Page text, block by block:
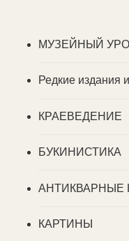
МУЗЕЙНЫЙ
Редкие издания
КРАЕВЕДЕНИЕ
БУКИНИСТИКА
АНТИКВАРНЫЕ
КАРТИНЫ